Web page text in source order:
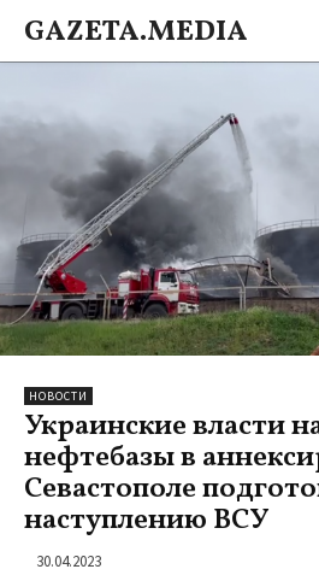
GAZETA.MEDIA
НОВОСТИ
Украинские власти
нефтебазы в
Севастополе
наступлению ВСУ
30.04.2023